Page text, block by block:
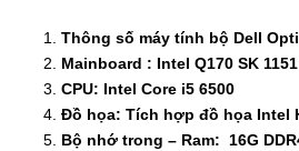
Thông số máy tính bộ Dell
Mainboard : Intel Q170 SK
CPU: Intel Core i5 6500
Đồ họa: Tích hợp đồ họa Intel
Bộ nhớ trong – Ram: 16G